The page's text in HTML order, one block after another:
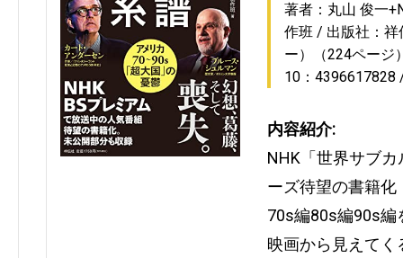
著者：丸山 俊一
作班
出版社：祥
ー）（224ページ
10：4396617828
内容紹介:
NHK「世界サブ
ーズ待望の書籍化
70s編80s編90s編
映画から見えて